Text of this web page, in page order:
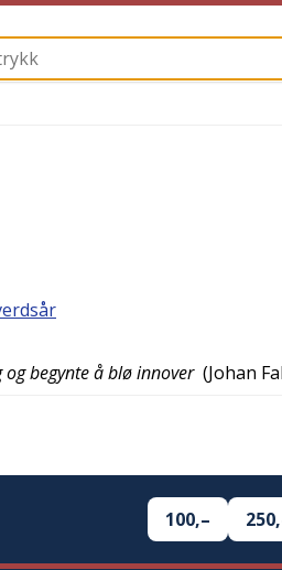
begynte å blø innover (Johan
100,–